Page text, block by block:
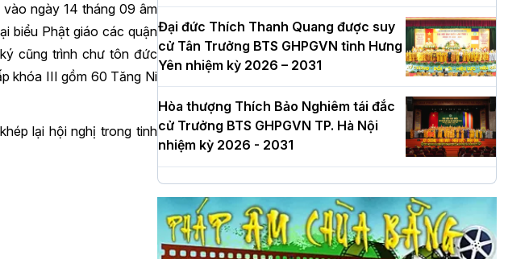
ngày 14 tháng 09 âm
biểu Phật giáo các quận
cũng trình chư tôn đức
khóa III gồm 60 Tăng Ni
lại hội nghị trong tinh
Đại đức Thích Thanh Quang được suy
cử Tân Trưởng BTS GHPGVN tỉnh Hưng
Yên nhiệm kỳ 2026 – 2031
Hòa thượng Thích Bảo Nghiêm tái đắc
cử Trưởng BTS GHPGVN TP. Hà Nội
nhiệm kỳ 2026 - 2031
Hà Nội: Long trọng lễ khởi công xây
dựng Trung tâm văn hóa Phật giáo Thủ
đô